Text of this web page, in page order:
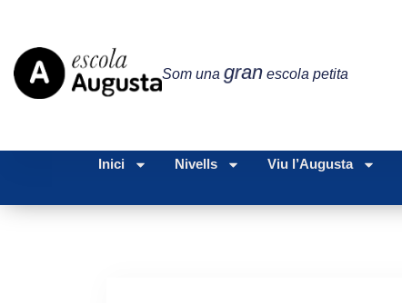
Som una gran escola petita
Inici Nivells Viu l’Augusta